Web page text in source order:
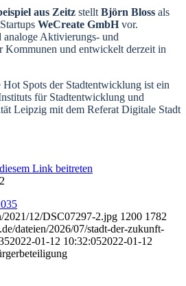
aus Zeitz stellt Björn Bloss als
WeCreate GmbHvor.
analoge Aktivierungs- und
Kommunen und entwickelt derzeit in
Spots der Stadtentwicklung ist ein
für Stadtentwicklung und
Leipzig mit dem Referat Digitale Stadt
Link beitreten
2021/12/DSC07297-2.jpg 1200 1782
dateien/2026/07/stadt-der-zukunft-
2022-01-12 10:32:052022-01-12